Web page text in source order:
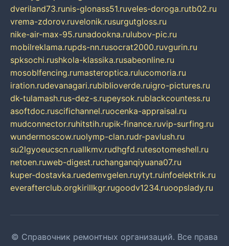
dveriland73.runis-glonass51.ruveles-doroga.rutb02.ru
vrema-zdorov.ruvelonik.rusurgutgloss.ru
nike-air-max-95.runadookna.rulubov-pic.ru
mobilreklama.rupds-nn.rusocrat2000.ruvgurin.ru
spksochi.rushkola-klassika.rusabeonline.ru
mosoblfencing.rumasteroptica.rulucomoria.ru
iration.rudevanagari.rubiblioverde.ruigro-pictures.ru
dk-tulamash.rus-dez-s.rupeysok.rublackcountess.ru
asoftdoc.ruscifichannel.ruocenka-appraisal.ru
mudconnector.ruhitstih.rupik-finance.ruvip-surfing.ru
wundermoscow.ruolymp-clan.rudr-pavlush.ru
su2lgyoeucscn.ruallkmv.rudhgfd.rutesotomeshell.ru
netoen.ruweb-digest.ruchanganqiyuana07.ru
kuper-dostavka.ruedemvgelen.ruytyt.ruinfoelektrik.ru
everafterclub.orgkirillkgr.rugoodv1234.ruoopslady.ru
© Справочник ремонтных организаций. Все права